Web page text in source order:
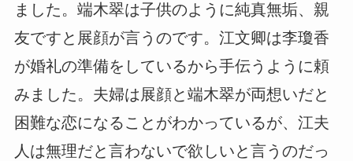
ました。端木翠は子供のように純真無垢、親
友ですと展顔が言うのです。江文卿は李瓊香
が婚礼の準備をしているから手伝うように頼
みました。夫婦は展顔と端木翠が両想いだと
困難な恋になることがわかっているが、江夫
人は無理だと言わないで欲しいと言うのだっ